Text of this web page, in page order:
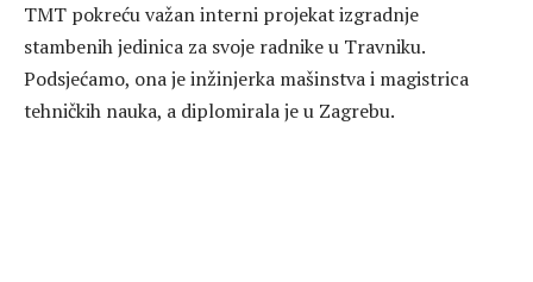
TMT pokreću važan interni projekat izgradnje
stambenih jedinica za svoje radnike u Travniku.
Podsjećamo, ona je inžinjerka mašinstva i magistrica
tehničkih nauka, a diplomirala je u Zagrebu.